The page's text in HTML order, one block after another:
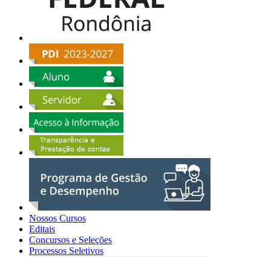
Nossos Cursos
Editais
Concursos e Seleções
Processos Seletivos